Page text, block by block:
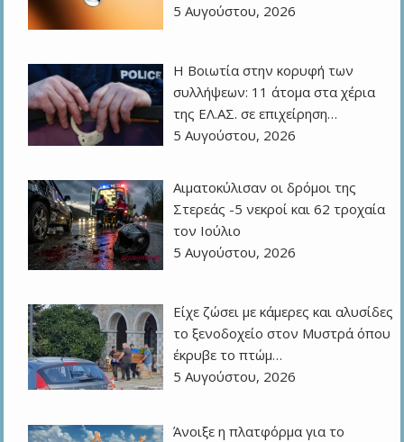
5 Αυγούστου, 2026
Η Βοιωτία στην κορυφή των
συλλήψεων: 11 άτομα στα χέρια
της ΕΛ.ΑΣ. σε επιχείρηση…
5 Αυγούστου, 2026
Αιματοκύλισαν οι δρόμοι της
Στερεάς -5 νεκροί και 62 τροχαία
τον Ιούλιο
5 Αυγούστου, 2026
Είχε ζώσει με κάμερες και αλυσίδες
το ξενοδοχείο στον Μυστρά όπου
έκρυβε το πτώμ…
5 Αυγούστου, 2026
Άνοιξε η πλατφόρμα για το